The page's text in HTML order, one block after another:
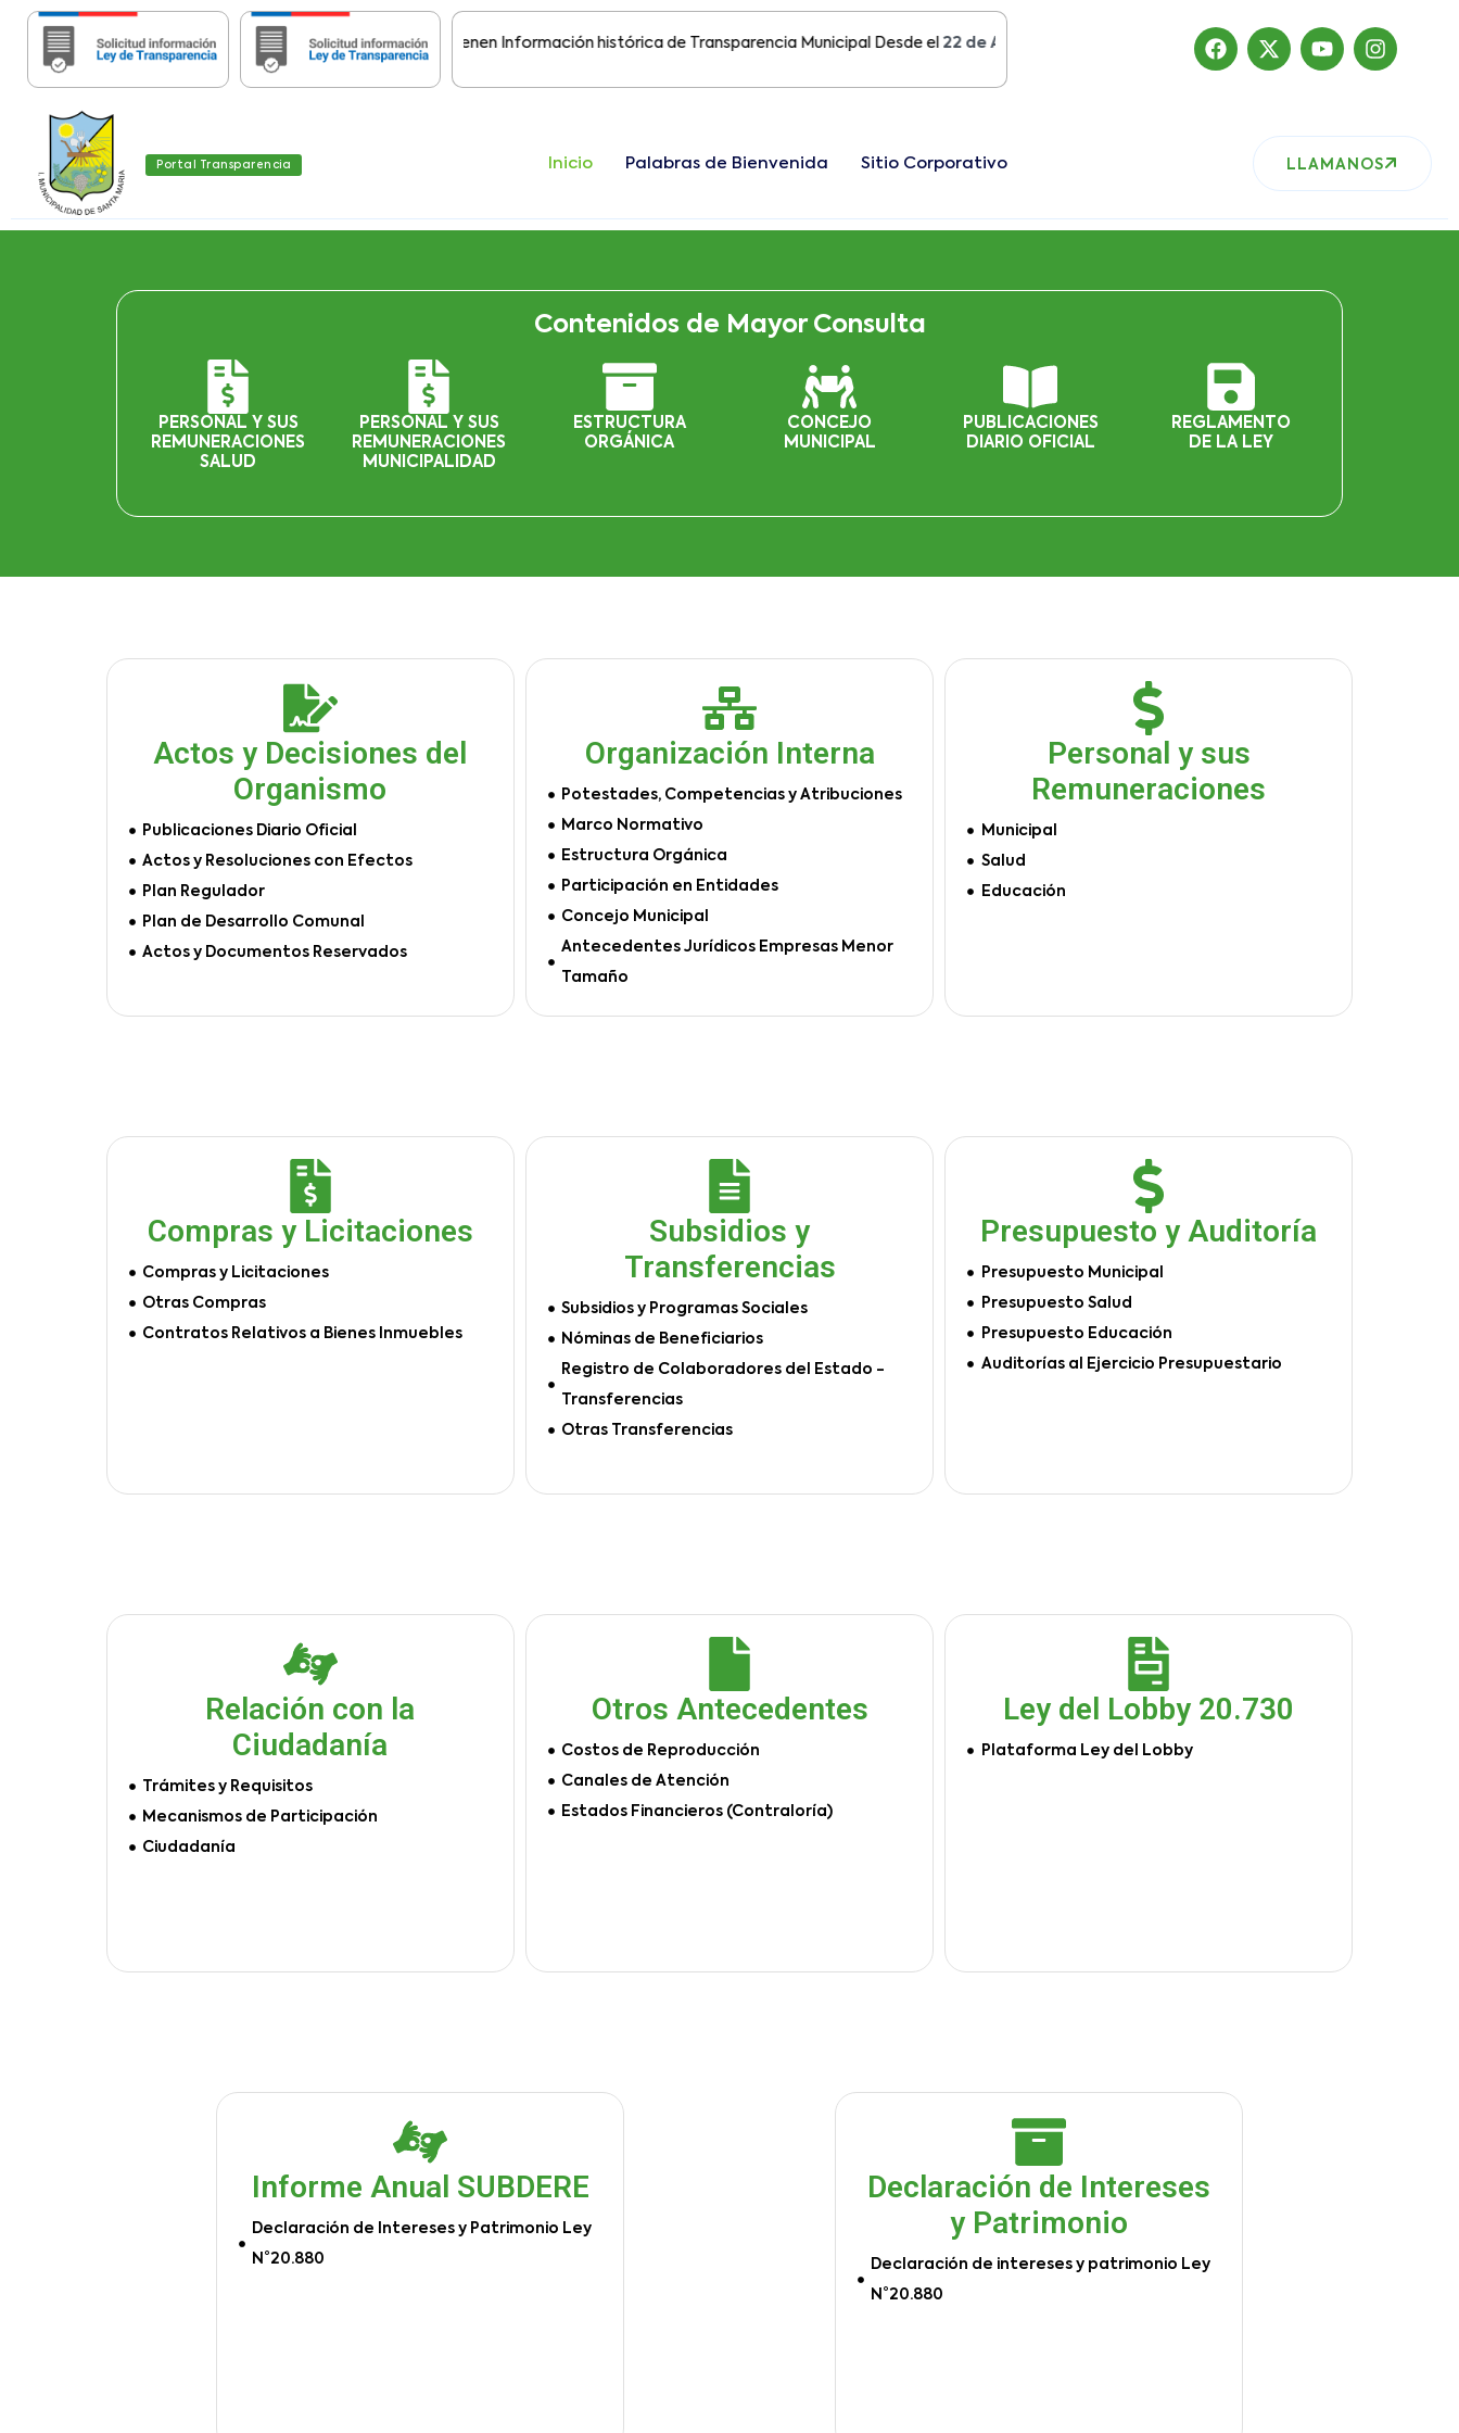
Importante: Estas páginas contienen Información histórica de Transparencia Municipal Desde el22 de Agosto del 2019 , nuestro sitio ha migrado
Portal Transparencia Inicio Palabras de Bienvenida Sitio Corporativo LLAMANOS
Contenidos de Mayor Consulta
PERSONAL Y SUS
REMUNERACIONES
SALUD
PERSONAL Y SUS
REMUNERACIONES
MUNICIPALIDAD
ESTRUCTURA
ORGÁNICA
CONCEJO
MUNICIPAL
PUBLICACIONES
DIARIO OFICIAL
REGLAMENTO
DE LA LEY
Actos y Decisiones del
Organismo
Publicaciones Diario Oficial
Actos y Resoluciones con Efectos
Plan Regulador
Plan de Desarrollo Comunal
Actos y Documentos Reservados
Organización Interna
Potestades, Competencias y Atribuciones
Marco Normativo
Estructura Orgánica
Participación en Entidades
Concejo Municipal
Antecedentes Jurídicos Empresas Menor
Tamaño
Personal y sus
Remuneraciones
Municipal
Salud
Educación
Compras y Licitaciones
Compras y Licitaciones
Otras Compras
Contratos Relativos a Bienes Inmuebles
Subsidios y
Transferencias
Subsidios y Programas Sociales
Nóminas de Beneficiarios
Registro de Colaboradores del Estado -
Transferencias
Otras Transferencias
Presupuesto y Auditoría
Presupuesto Municipal
Presupuesto Salud
Presupuesto Educación
Auditorías al Ejercicio Presupuestario
Relación con la
Ciudadanía
Trámites y Requisitos
Mecanismos de Participación
Ciudadanía
Otros Antecedentes
Costos de Reproducción
Canales de Atención
Estados Financieros (Contraloría)
Ley del Lobby 20.730
Plataforma Ley del Lobby
Informe Anual SUBDERE
Declaración de Intereses y Patrimonio Ley
N°20.880
Declaración de Intereses
y Patrimonio
Declaración de intereses y patrimonio Ley
N°20.880